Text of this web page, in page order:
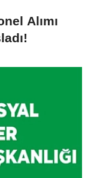
Alımı